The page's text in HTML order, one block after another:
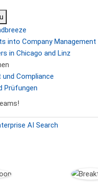
into Company Management
in Chicago and Linz
Compliance
Prüfungen
AI Search